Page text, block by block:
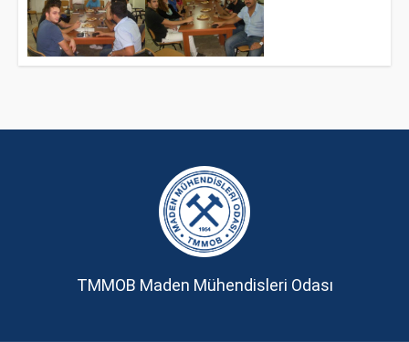
TMMOB Maden Mühendisleri Odası